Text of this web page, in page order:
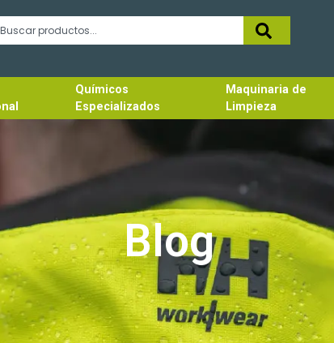
Químicos
Especializados
Maquinaria de
Limpieza
Blog